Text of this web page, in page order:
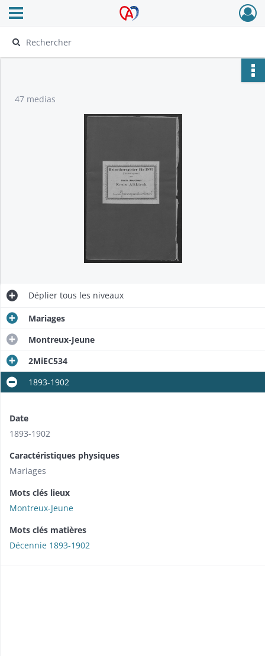
Archives Alsace - Colmar
Ouvrir le menu déroulant
47 medias
Déplier tous les niveaux
Mariages
Montreux-Jeune
2MiEC534
1893-1902
Date
1893-1902
Caractéristiques physiques
Mariages
Mots clés lieux
Montreux-Jeune
Mots clés matières
Décennie 1893-1902